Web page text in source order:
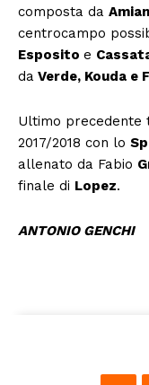
composta da
centrocampo
Esposito e
da Verde, Kouda e
Ultimo precedente
2017/2018 con lo
allenato da Fabio
finale di Lopez.
ANTONIO GENCHI